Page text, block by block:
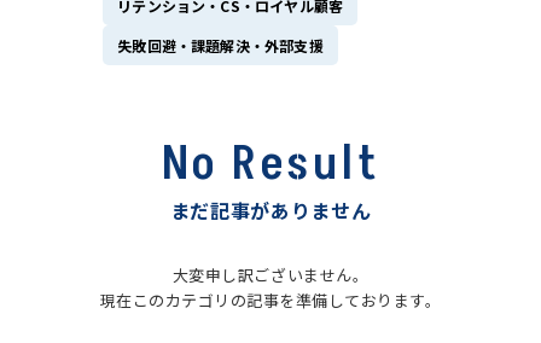
リテンション・CS・ロイヤル顧客
失敗回避・課題解決・外部支援
No Result
まだ記事がありません
大変申し訳ございません。
現在このカテゴリの記事を準備しております。